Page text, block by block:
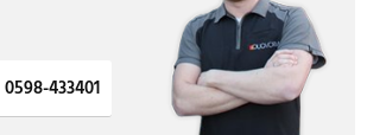
0598-433401